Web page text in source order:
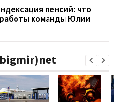
пенсий: что
работы команды Юлии